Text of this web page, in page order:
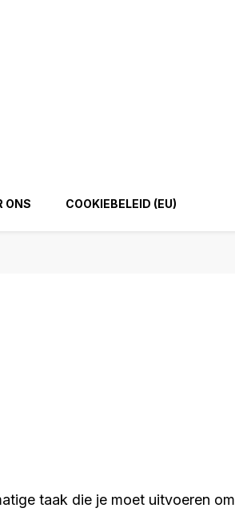
ONS COOKIEBELEID (EU)
taak die je moet uitvoeren om